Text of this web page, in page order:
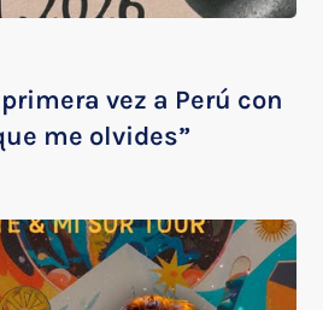
vez a Perú con
me olvides”